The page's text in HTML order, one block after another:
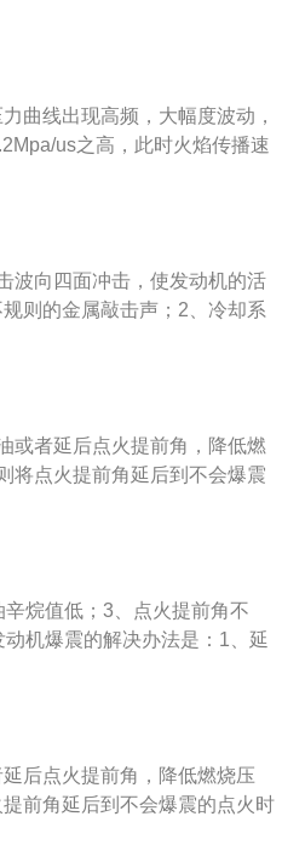
度变高而出现爆震情况。解决
可以在一定的程度上解决发动
化剂，提高燃油的清洁等级，
油：一般情况下，汽油标号对
1比选用90号汽油；发动机压
缩比10.1比1到11.5比1比选用9
养，清洗油路和喷油嘴、清洗
一次发动机，以避免发动机
油添加剂：市面上有一些高品
爆震问题，但如何选择却是颇
往并不是值得信任的产品。
慢慢地将点火提前恢复。原
发动机过度积碳，发动机于燃
，空燃比不正确，燃油辛烷值
曲线出现高频，大幅度波动，
us之高，此时火焰传播速
发动机爆燃。以下是关于汽车
源不同，汽车发动机可分为柴
动力等。2、其他：常见的汽
料的化学能转化为活塞运动的
噪音小，起动容易，制造成本
性能都比汽油机好。
波向四面冲击，使发动机的活
则的金属敲击声；2、冷却系
烟；4、发动机功率下降。发
；2、发动机温度过高；3、燃
空燃比不正确；6、燃油辛烷
或者延后点火提前角，降低燃
将点火提前角延后到不会爆震
提前恢复。发动机的保养方
滤清器、机油滤清器、汽油滤
速。
烷值低；3、点火提前角不
机爆震的解决办法是：1、延
质合格的燃油添加剂；4、选
，其作用是将热能通过在密封
械能为车辆提供动力。
后点火提前角，降低燃烧压
前角延后到不会爆震的点火时
。避免爆震的方法：1、选用